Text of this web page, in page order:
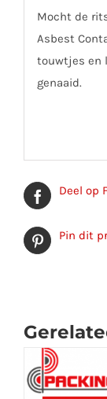
Mocht de
Asbest
touwtjes en
genaaid.
Deel op
Pin dit